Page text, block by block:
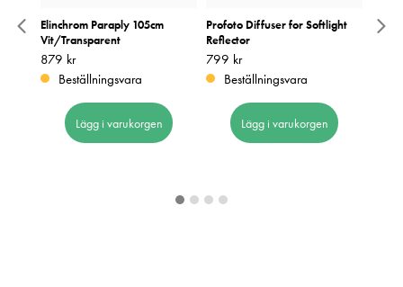
60
Elinchrom Paraply 105cm
Vit/Transparent
Pris: 879 kr
879 kr
Beställningsvara
Lägg i varukorgen
Profoto Diffuser for Softlight
Reflector
Pris: 799 kr
799 kr
Beställningsvara
Lägg i varukorgen